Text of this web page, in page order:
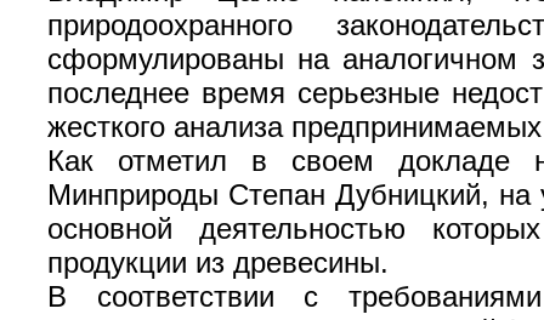
природоохранного
сформулированы на аналогичном
последнее время серьезные
жесткого анализа
Как отметил в своем докладе
Минприроды Степан Дубницкий, на
основной деятельностью
продукции из древесины.
В соответствии с